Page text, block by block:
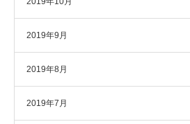
2019年9月
2019年8月
2019年7月